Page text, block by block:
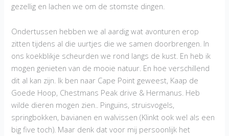
gezellig en lachen we om de stomste dingen.
Ondertussen hebben we al aardig wat avonturen erop
zitten tijdens al die uurtjes die we samen doorbrengen. In
ons koekblikje scheurden we rond langs de kust. En heb ik
mogen genieten van de mooie natuur. En hoe verschillend
dit al kan zijn. Ik ben naar Cape Point geweest, Kaap de
Goede Hoop, Chestmans Peak drive & Hermanus. Heb
wilde dieren mogen zien.. Pinguïns, struisvogels,
springbokken, bavianen en walvissen (Klinkt ook wel als een
big five toch). Maar denk dat voor mij persoonlijk het